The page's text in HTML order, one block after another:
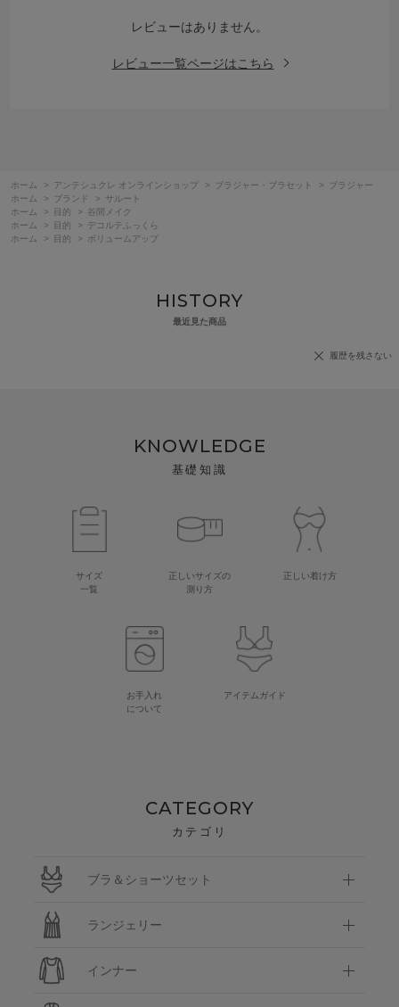
レビューはありません。
レビュー一覧ページはこちら
ホーム > アンテシュクレ オンラインショップ > ブラジャー・ブラセット >
ブラジャー
ホーム
> ブランド >
サルート
ホーム
> 目的 >
谷間メイク
ホーム
> 目的 >
デコルテふっくら
ホーム
> 目的 > ボリュームアップ
HISTORY
最近見た商品
履歴を残さない
KNOWLEDGE
基礎知識
サイズ
一覧
正しいサイズの
測り方
正しい着け方
お手入れ
について
アイテムガイド
CATEGORY
カテゴリ
ブラ＆ショーツセット
ランジェリー
インナー